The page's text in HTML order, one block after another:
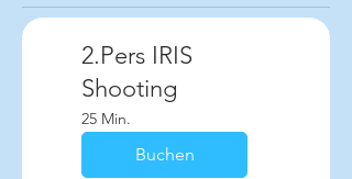
2.Pers IRIS
Shooting
25 Min.
Buchen